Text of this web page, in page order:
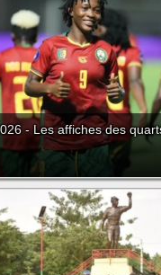
- Les affiches des